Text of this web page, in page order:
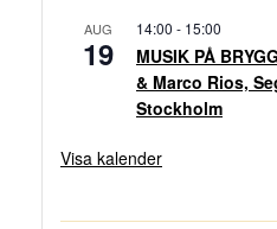
AUG
19
14:00 - 15:00
MUSIK PÅ
& Marco Rios,
Stockholm
Visa kalender